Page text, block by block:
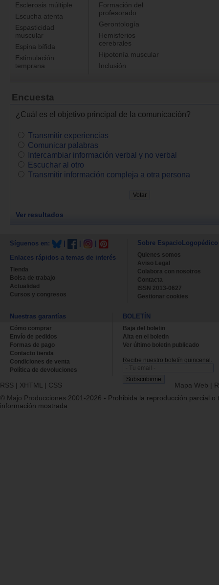
Esclerosis múltiple
Escucha atenta
Espasticidad
muscular
Espina bífida
Estimulación
temprana
Formación del
profesorado
Gerontología
Hemisferios
cerebrales
Hipotonía muscular
Inclusión
Encuesta
¿Cuál es el objetivo principal de la comunicación?
Transmitir experiencias
Comunicar palabras
Intercambiar información verbal y no verbal
Escuchar al otro
Transmitir información compleja a otra persona
Ver resultados
Síguenos en:
Enlaces rápidos a temas de interés
Tienda
Bolsa de trabajo
Actualidad
Cursos y congresos
Sobre EspacioLogopédico
Quienes somos
Aviso Legal
Colabora con nosotros
Contacta
ISSN 2013-0627
Gestionar cookies
Nuestras garantías
Cómo comprar
Envío de pedidos
Formas de pago
Contacto tienda
Condiciones de venta
Política de devoluciones
BOLETÍN
Baja del boletin
Alta en el boletin
Ver último boletin publicado
Recibe nuestro boletín quincenal.
RSS | XHTML | CSS Mapa Web |
© Majo Producciones 2001-2026 - Prohibida la reproducción parcial o
información mostrada